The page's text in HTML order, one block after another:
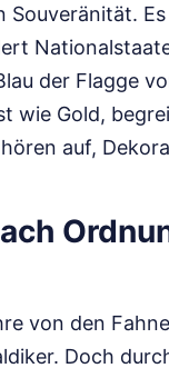
Souveränität.
der Flagge
wie Gold,
auf,
von den
Doch